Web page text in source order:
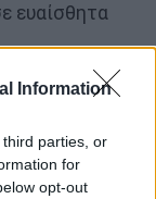
Information
parties, or
for
opt-out
ευαίσθητα
για τη